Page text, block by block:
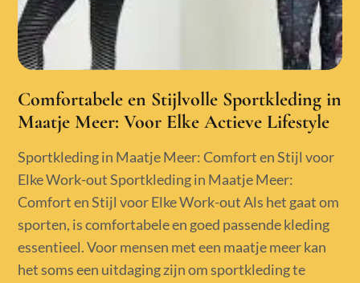
Comfortabele en Stijlvolle Sportkleding in
Maatje Meer: Voor Elke Actieve Lifestyle
Sportkleding in Maatje Meer: Comfort en Stijl voor
Elke Work-out Sportkleding in Maatje Meer:
Comfort en Stijl voor Elke Work-out Als het gaat om
sporten, is comfortabele en goed passende kleding
essentieel. Voor mensen met een maatje meer kan
het soms een uitdaging zijn om sportkleding te